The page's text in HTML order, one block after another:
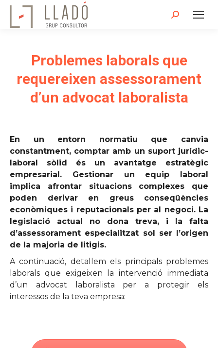
Search:
Problemes laborals que
requereixen assessorament
d’un advocat laboralista
En un entorn normatiu que canvia
constantment, comptar amb un suport jurídic-
laboral sòlid és un avantatge estratègic
empresarial. Gestionar un equip laboral
implica afrontar situacions complexes que
poden derivar en greus conseqüències
econòmiques i reputacionals per al negoci. La
legislació actual no dona treva, i la falta
d’assessorament especialitzat sol ser l’origen
de la majoria de litigis.
A continuació, detallem els principals problemes
laborals que exigeixen la intervenció immediata
d’un advocat laboralista per a protegir els
interessos de la teva empresa: